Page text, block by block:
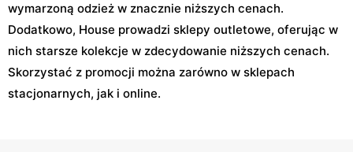
wymarzoną odzież w znacznie niższych cenach.
Dodatkowo, House prowadzi sklepy outletowe, oferując w
nich starsze kolekcje w zdecydowanie niższych cenach.
Skorzystać z promocji można zarówno w sklepach
stacjonarnych, jak i online.